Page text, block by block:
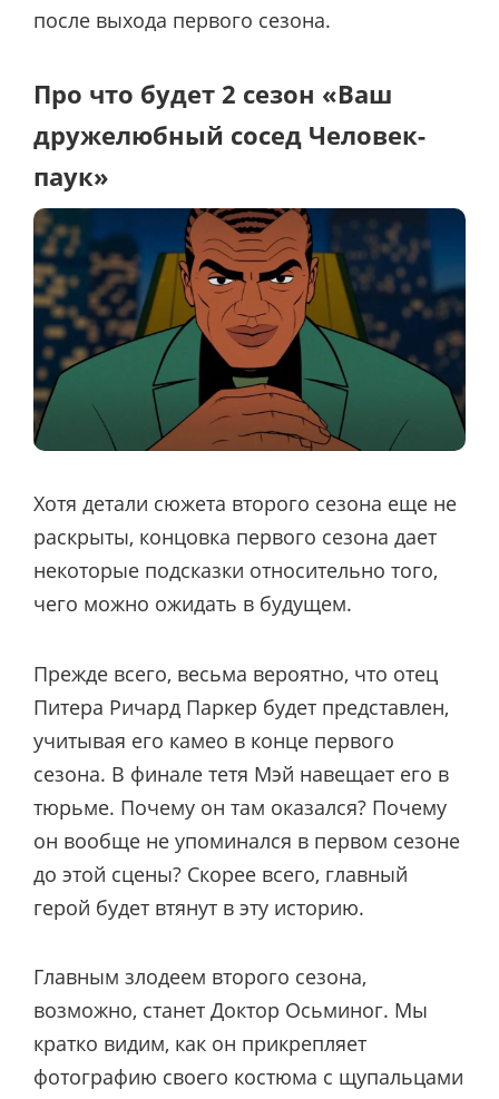
после выхода первого сезона.
Про что будет 2 сезон «Ваш
дружелюбный сосед Человек-
паук»
Хотя детали сюжета второго сезона еще не
раскрыты, концовка первого сезона дает
некоторые подсказки относительно того,
чего можно ожидать в будущем.
Прежде всего, весьма вероятно, что отец
Питера Ричард Паркер будет представлен,
учитывая его камео в конце первого
сезона. В финале тетя Мэй навещает его в
тюрьме. Почему он там оказался? Почему
он вообще не упоминался в первом сезоне
до этой сцены? Скорее всего, главный
герой будет втянут в эту историю.
Главным злодеем второго сезона,
возможно, станет Доктор Осьминог. Мы
кратко видим, как он прикрепляет
фотографию своего костюма с щупальцами